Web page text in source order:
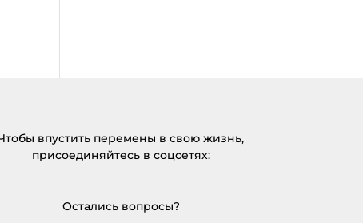
впустить перемены в свою жизнь,
присоединяйтесь в соцсетях:
Остались вопросы?